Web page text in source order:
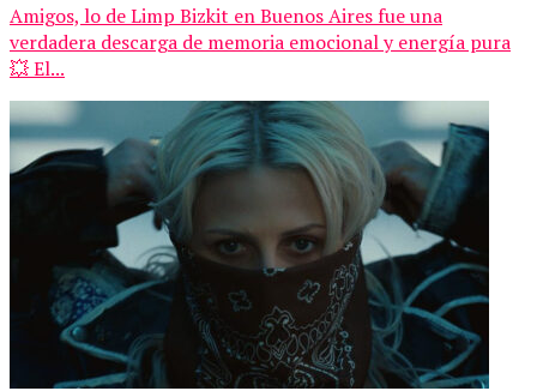
Amigos, lo de Limp Bizkit en Buenos Aires fue una
verdadera descarga de memoria emocional y energía pura
💥 El...